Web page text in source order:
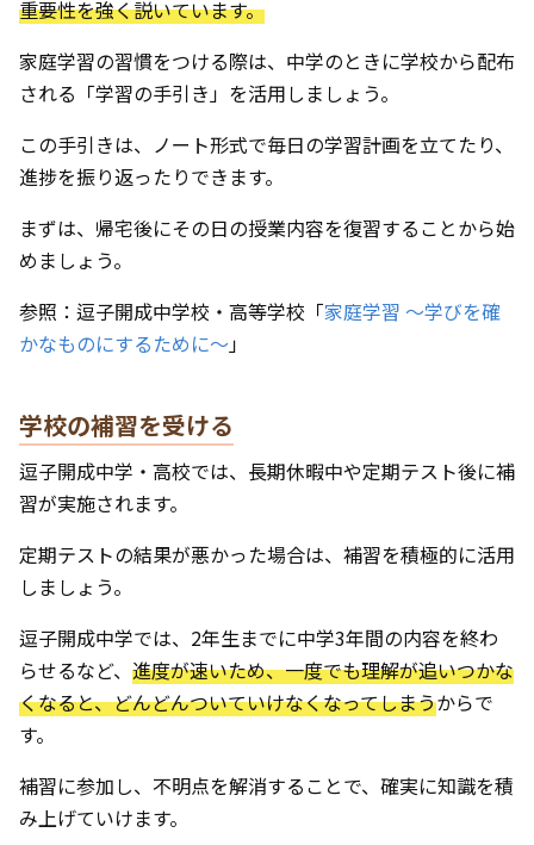
重要性を強く説いています。
家庭学習の習慣をつける際は、中学のときに学校から配布
される「学習の手引き」を活用しましょう。
この手引きは、ノート形式で毎日の学習計画を立てたり、
進捗を振り返ったりできます。
まずは、帰宅後にその日の授業内容を復習することから始
めましょう。
参照：逗子開成中学校・高等学校「家庭学習 ～学びを確
かなものにするために～」
学校の補習を受ける
逗子開成中学・高校では、長期休暇中や定期テスト後に補
習が実施されます。
定期テストの結果が悪かった場合は、補習を積極的に活用
しましょう。
逗子開成中学では、2年生までに中学3年間の内容を終わ
らせるなど、 進度が速いため、一度でも理解が追いつかな
くなると、どんどんついていけなくなってしまうからで
す。
補習に参加し、不明点を解消することで、確実に知識を積
み上げていけます。